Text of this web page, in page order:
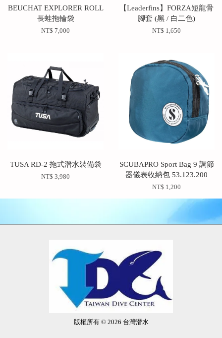
BEUCHAT EXPLORER ROLL
長蛙拖輪袋
NT$ 7,000
【Leaderfins】FORZA短龍骨
腳套 (黑 / 白二色)
NT$ 1,650
TUSA RD-2 拖式潛水裝備袋
NT$ 3,980
SCUBAPRO Sport Bag 9 調節
器儀表收納包 53.123.200
NT$ 1,200
版權所有 © 2026 台灣潛水